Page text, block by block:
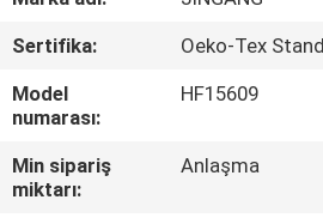
TURU
KONTROL
Sertifika:
Oeko-Tex
Model
numarası:
HF15609
Min sipariş
miktarı:
Anlaşma